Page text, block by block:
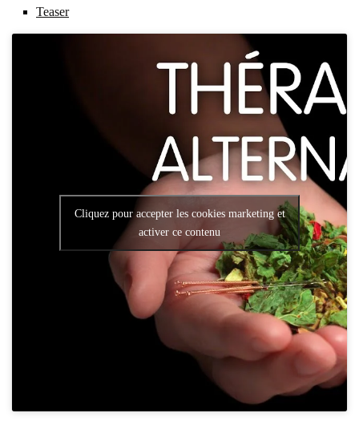
Tea­ser
Cliquez pour accepter les cookies marketing et
activer ce contenu